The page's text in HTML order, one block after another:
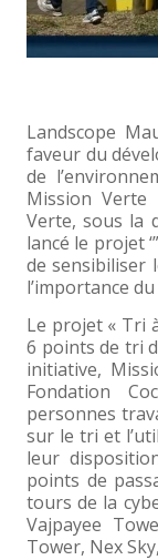
Landscope
faveur du
de
Mission Verte
Verte, sous la
lancé le projet
de sensibiliser
l’importance
Le projet « Tri
6 points de tri
initiative,
Fondation
personnes
sur le tri et
leur
points de
tours de la
Vajpayee
Tower, Nex